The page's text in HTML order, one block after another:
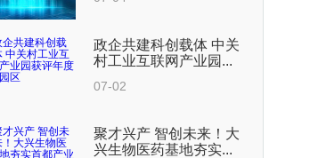
政企共建科创载体 中关
村工业互联网产业园...
07-02
聚才兴产 智创未来！大
兴生物医药基地夯实...